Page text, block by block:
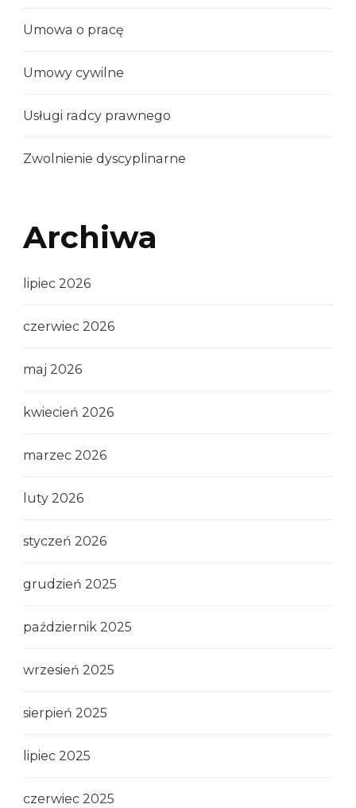
Umowa o pracę
Umowy cywilne
Usługi radcy prawnego
Zwolnienie dyscyplinarne
Archiwa
lipiec 2026
czerwiec 2026
maj 2026
kwiecień 2026
marzec 2026
luty 2026
styczeń 2026
grudzień 2025
październik 2025
wrzesień 2025
sierpień 2025
lipiec 2025
czerwiec 2025